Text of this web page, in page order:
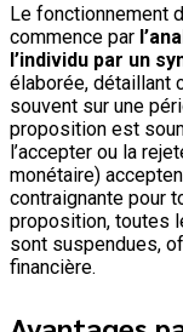
Le fonctionnement
commence par
l’individu par un
élaborée, détaillant
souvent sur une
proposition est
l’accepter ou la
monétaire)
contraignante pour
proposition, toutes
sont suspendues,
financière.